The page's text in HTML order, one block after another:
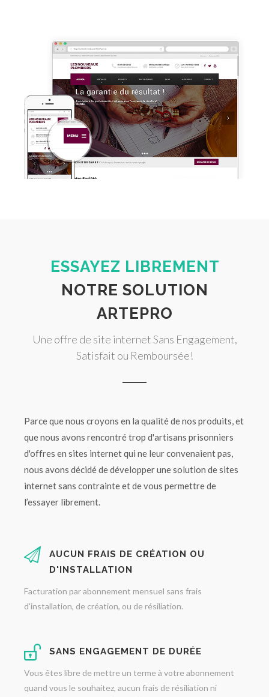
ESSAYEZ LIBREMENT
NOTRE SOLUTION
ARTEPRO
Une offre de site internet Sans Engagement,
Satisfait ou Remboursée!
Parce que nous croyons en la qualité de nos produits, et
que nous avons rencontré trop d'artisans prisonniers
d'offres en sites internet qui ne leur convenaient pas,
nous avons décidé de développer une solution de sites
internet sans contrainte et de vous permettre de
l’essayer librement.
AUCUN FRAIS DE CRÉATION OU
D'INSTALLATION
Facturation par abonnement mensuel sans frais
d'installation, de création, ou de résiliation.
SANS ENGAGEMENT DE DURÉE
Vous êtes libre de mettre un terme à votre abonnement
quand vous le souhaitez, aucun frais de résiliation ni